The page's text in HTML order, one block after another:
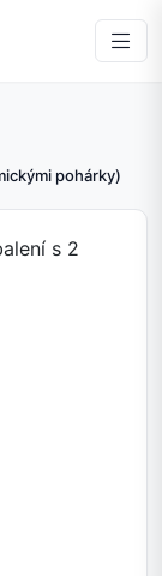
pohárky)